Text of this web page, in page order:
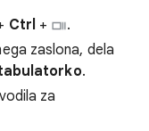
Ctrl +
.
zaslona, dela
.
za